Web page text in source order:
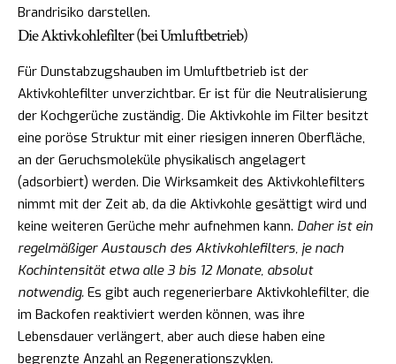
Brandrisiko darstellen.
Die Aktivkohlefilter (bei Umluftbetrieb)
Für Dunstabzugshauben im Umluftbetrieb ist der
Aktivkohlefilter unverzichtbar. Er ist für die Neutralisierung
der Kochgerüche zuständig. Die Aktivkohle im Filter besitzt
eine poröse Struktur mit einer riesigen inneren Oberfläche,
an der Geruchsmoleküle physikalisch angelagert
(adsorbiert) werden. Die Wirksamkeit des Aktivkohlefilters
nimmt mit der Zeit ab, da die Aktivkohle gesättigt wird und
keine weiteren Gerüche mehr aufnehmen kann. Daher ist ein
regelmäßiger Austausch des Aktivkohlefilters, je nach
Kochintensität etwa alle 3 bis 12 Monate, absolut
notwendig. Es gibt auch regenerierbare Aktivkohlefilter, die
im Backofen reaktiviert werden können, was ihre
Lebensdauer verlängert, aber auch diese haben eine
begrenzte Anzahl an Regenerationszyklen.